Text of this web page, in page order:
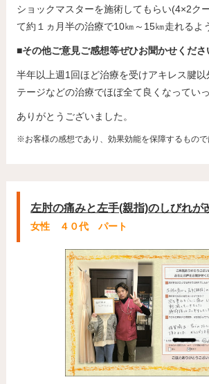
ショックマスターを施術してもらい(4×2ク
て約１ヵ月半の治療で10㎞～15㎞走れるよ
■その他ご意見ご感想等ぜひお聞かせくださ
半年以上週1回ほど治療を受けアキレス腱
テージなどの治療でほぼ全て良くなっていっ
ありがとうございました。
※お客様の感想であり、効果効能を保障するもので
左肘の痛みと左手(親指)のしびれが
女性 ４０代 パート